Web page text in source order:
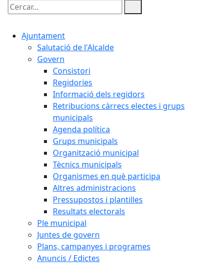
Cercar:
Ajuntament
Salutació de l'Alcalde
Govern
Consistori
Regidories
Informació dels regidors
Retribucions càrrecs electes i grups
municipals
Agenda política
Grups municipals
Organització municipal
Tècnics municipals
Organismes en què participa
Altres administracions
Pressupostos i plantilles
Resultats electorals
Ple municipal
Juntes de govern
Plans, campanyes i programes
Anuncis / Edictes